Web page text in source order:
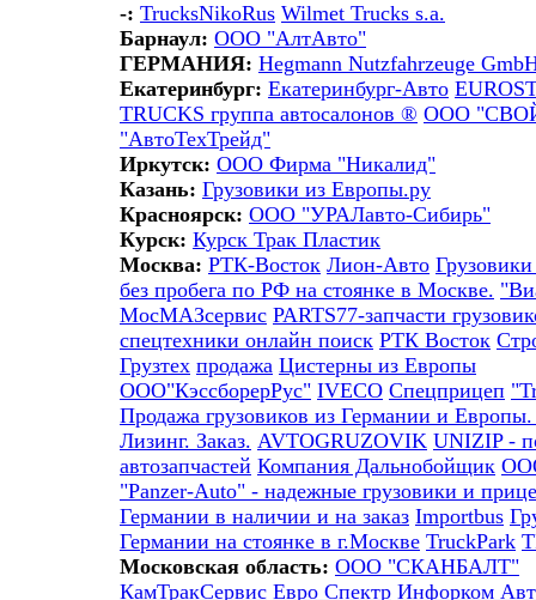
-: TrucksNikoRus Wilmet Trucks s.a.
Барнаул: ООО "АлтАвто"
ГЕРМАНИЯ: Hegmann Nutzfahrzeuge
Екатеринбург: Екатеринбург-Авто
TRUCKS группа автосалонов ® ООО "СВОЙ
"АвтоТехТрейд"
Иркутск: ООО Фирма "Никалид"
Казань: Грузовики из Европы.ру
Красноярск: ООО "УРАЛавто-Сибирь"
Курск: Курск Трак Пластик
Москва: РТК-Восток Лион-Авто
без пробега по РФ на стоянке в Москве.
МосМАЗсервис PARTS77-запчасти
спецтехники онлайн поиск РТК Восток
Грузтех продажа Цистерны из Европы
ООО"КэссборерРус" IVECO Спецприцеп
Продажа грузовиков из Германии и
Лизинг. Заказ. AVTOGRUZOVIK UNIZIP -
автозапчастей Компания Дальнобойщик
"Panzer-Auto" - надежные грузовики и
Германии в наличии и на заказ Importbus
Германии на стоянке в г.Москве TruckPark
Московская область: ООО "СКАНБАЛТ"
КамТракСервис Евро Спектр Инфорком